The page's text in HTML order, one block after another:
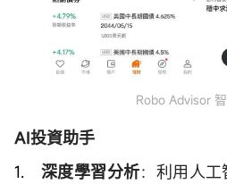
Robo Advisor
AI投資助手
深度學習分析：利用人